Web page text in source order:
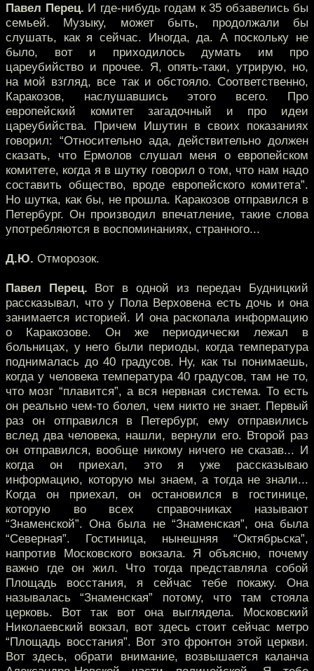
Павел Перец. И где-нибудь годам к 35 обзавелись бы
семьей. Музыку, может быть, продолжали бы
слушать, как я сейчас. Иногда, да. А поскольку не
было, вот и приходилось думать им про
цареубийство и прочее. Я, опять-таки, утрирую, но,
на мой взгляд, все так и обстояло. Соответственно,
Каракозов, наслушавшись этого всего. Про
европейский комитет загадочный и про идеи
цареубийства. Причем Ишутин в своих показаниях
говорил: “Относительно ада, действительно должен
сказать, что Ермолов слушал меня о европейском
комитете, когда я в шутку говорил о том, что нам надо
составить общество, вроде европейского комитета”.
Но шутка, как бы, не прошла. Каракозов отправился в
Петербург. Он производил впечатление, такие слова
употребляются в воспоминаниях, странного...
Д.Ю. Отморозок.
Павел Перец. Вот в одной из передач Будницкий
рассказывал, что у Пола Верховена есть дочь и она
занимается историей. И она раскопала информацию
о Каракозове. Он же периодически лежал в
больницах, у него были периоды, когда температура
поднималась до 40 градусов. Ну, как ты понимаешь,
когда у человека температура 40 градусов, там не то,
что мозг “плавится”, а вся нервная система. То есть
он реально чем-то болел, чем никто не знает. Первый
раз он отправился в Петербург, ему отправились
вслед два человека, нашли, вернули его. Второй раз
он отправился, вообще никому ничего не сказав... И
когда он приехал, это я уже рассказываю
информацию, которую мы знаем, а тогда не знали...
Когда он приехал, он остановился в гостинице,
которую во всех справочниках называют
“Знаменской”. Она была не “Знаменская”, она была
“Северная”. Гостиница, нынешняя “Октябрьска”,
напротив Московского вокзала. Я объясню, почему
важно где он жил. Что тогда представляла собой
Площадь восстания, я сейчас тебе покажу. Она
называлась “Знаменская” потому, что там стояла
церковь. Вот так вот она выглядела. Московский
Николаевский вокзал, вот здесь стоит сейчас метро
“Площадь восстания”. Вот это фронтон этой церкви.
Вот здесь, обрати внимание, возвышается каланча